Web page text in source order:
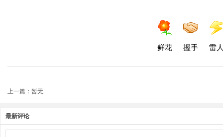
鲜花 握手 雷
上一篇：暂无
最新评论